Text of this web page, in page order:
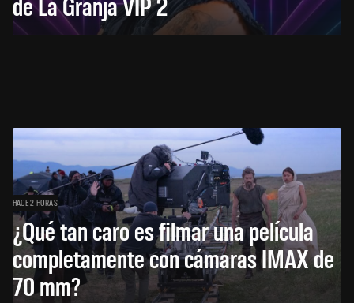
HACE 2 HORAS
¿Qué tan caro es filmar una película
completamente con cámaras IMAX de
70 mm?